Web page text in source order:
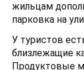
жильцам
парковка на
У туристов
близлежащие
Продуктовые